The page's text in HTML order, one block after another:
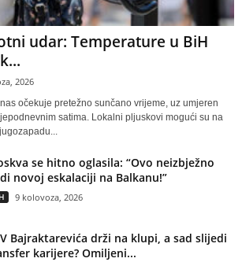
udar: Temperature u BiH
2026
očekuje pretežno sunčano vrijeme, uz umjeren
satima. Lokalni pljuskovi mogući su na
se hitno oglasila: “Ovo neizbježno
novoj eskalaciji na Balkanu!”
9 kolovoza, 2026
Bajraktarevića drži na klupi, a sad slijedi
karijere? Omiljeni...